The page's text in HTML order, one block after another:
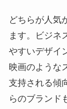
どちらが人気
ます。ビジネ
やすいデザイ
映画のような
支持される傾
らのブランド